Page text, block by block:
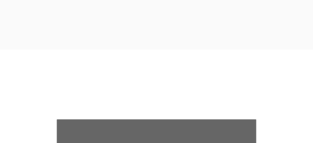
наслаждаться водным